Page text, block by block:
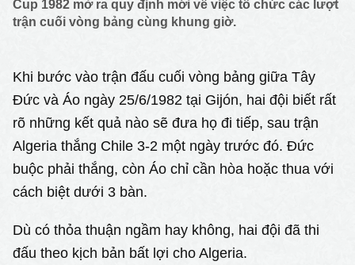
Cup 1982 mở ra quy định mới về việc tổ chức các lượt
trận cuối vòng bảng cùng khung giờ.
Khi bước vào trận đấu cuối vòng bảng giữa Tây
Đức và Áo ngày 25/6/1982 tại Gijón, hai đội biết rất
rõ những kết quả nào sẽ đưa họ đi tiếp, sau trận
Algeria thắng Chile 3-2 một ngày trước đó. Đức
buộc phải thắng, còn Áo chỉ cần hòa hoặc thua với
cách biệt dưới 3 bàn.
Dù có thỏa thuận ngầm hay không, hai đội đã thi
đấu theo kịch bản bất lợi cho Algeria.